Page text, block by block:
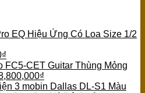
EQ Hiệu Ứng Có Loa Size 1/2
₫
FC5-CET Guitar Thùng Mỏng
₫
3 mobin Dallas DL-S1 Màu